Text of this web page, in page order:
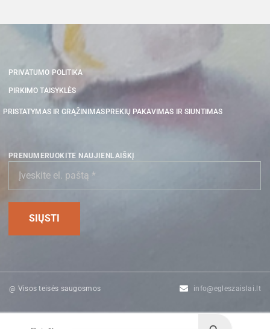
PRIVATUMO POLITIKA
PIRKIMO TAISYKLĖS
PRISTATYMAS IR GRĄŽINIMAS PREKIŲ PAKAVIMAS IR SIUNTIMAS
PRENUMERUOKITE NAUJIENLAIŠKĮ
@ Visos teisės saugosmos info@egleszaislai.lt